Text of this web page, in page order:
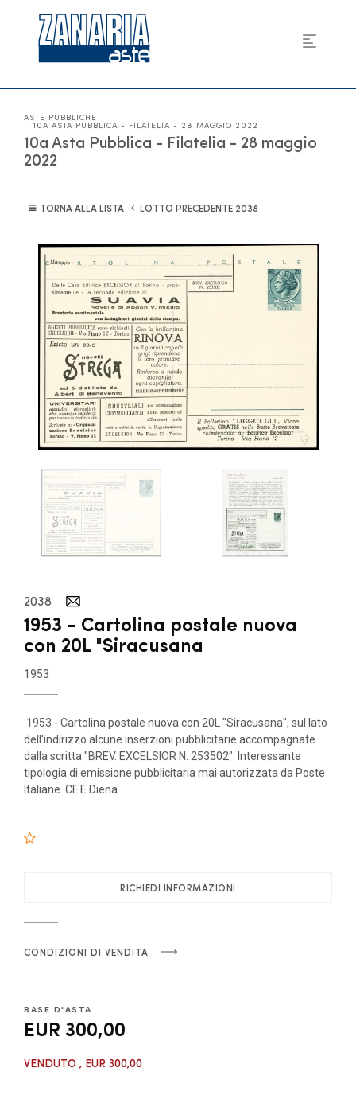
ASTE PUBBLICHE
10A ASTA PUBBLICA - FILATELIA - 28 MAGGIO 2022
10a Asta Pubblica - Filatelia - 28 maggio
2022
TORNA ALLA LISTA LOTTO PRECEDENTE 2038
2038
1953 - Cartolina postale nuova
con 20L "Siracusana
1953
1953 - Cartolina postale nuova con 20L "Siracusana", sul lato
dell'indirizzo alcune inserzioni pubblicitarie accompagnate
dalla scritta "BREV. EXCELSIOR N. 253502". Interessante
tipologia di emissione pubblicitaria mai autorizzata da Poste
Italiane. CF E.Diena
RICHIEDI INFORMAZIONI
CONDIZIONI DI VENDITA
BASE D'ASTA
EUR 300,00
VENDUTO , EUR 300,00